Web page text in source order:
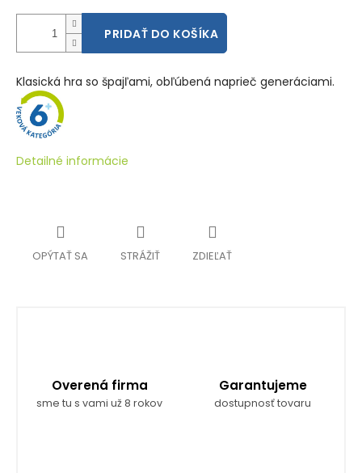
PRIDAŤ DO KOŠÍKA
Klasická hra so špajľami, obľúbená naprieč generáciami.
Detailné informácie
OPÝTAŤ SA STRÁŽIŤ ZDIEĽAŤ
Overená firma
sme tu s vami už 8 rokov
Garantujeme
dostupnosť tovaru